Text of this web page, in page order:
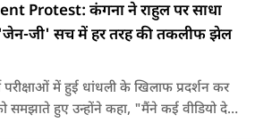
Protest: कंगना ने राहुल पर साधा
'जेन-जी' सच में हर तरह की तकलीफ झेल
परीक्षाओं में हुई धांधली के खिलाफ प्रदर्शन कर
समझाते हुए उन्होंने कहा, "मैंने कई वीडियो देखे